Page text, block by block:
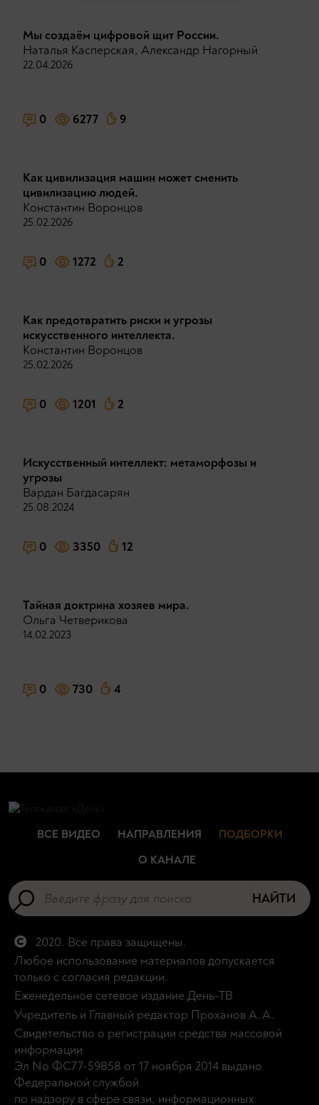
Мы создаём цифровой щит Рoccии.
Наталья Касперская, Александр Нагорный
22.04.2026
0 6277 9
Как цивилизация машин может сменить
цивилизацию людей.
Константин Воронцов
25.02.2026
0 1272 2
Как предотвратить риски и угрозы
искусственного интеллекта.
Константин Воронцов
25.02.2026
0 1201 2
Искусственный интеллект: метаморфозы и
угрозы
Вардан Багдасарян
25.08.2024
0 3350 12
Тайная доктрина хозяев мира.
Ольга Четверикова
14.02.2023
0 730 4
ВСЕ ВИДЕО НАПРАВЛЕНИЯ
ПОДБОРКИ
О КАНАЛЕ
НАЙТИ
2020. Все права защищены.
Любое использование материалов допускается
только с согласия редакции.
Еженедельное сетевое издание День-ТВ
Учредитель и Главный редактор Проханов А.А.
Свидетельство о регистрации средства массовой
информации
Эл No ФС77-59858 от 17 ноября 2014 выдано
Федеральной службой
по надзору в сфере связи, информационных